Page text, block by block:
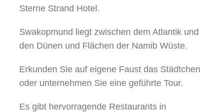
Sterne Strand Hotel.
Swakopmund liegt zwischen dem Atlantik und
den Dünen und Flächen der Namib Wüste.
Erkunden Sie auf eigene Faust das Städtchen
oder unternehmen Sie eine geführte Tour.
Es gibt hervorragende Restaurants in